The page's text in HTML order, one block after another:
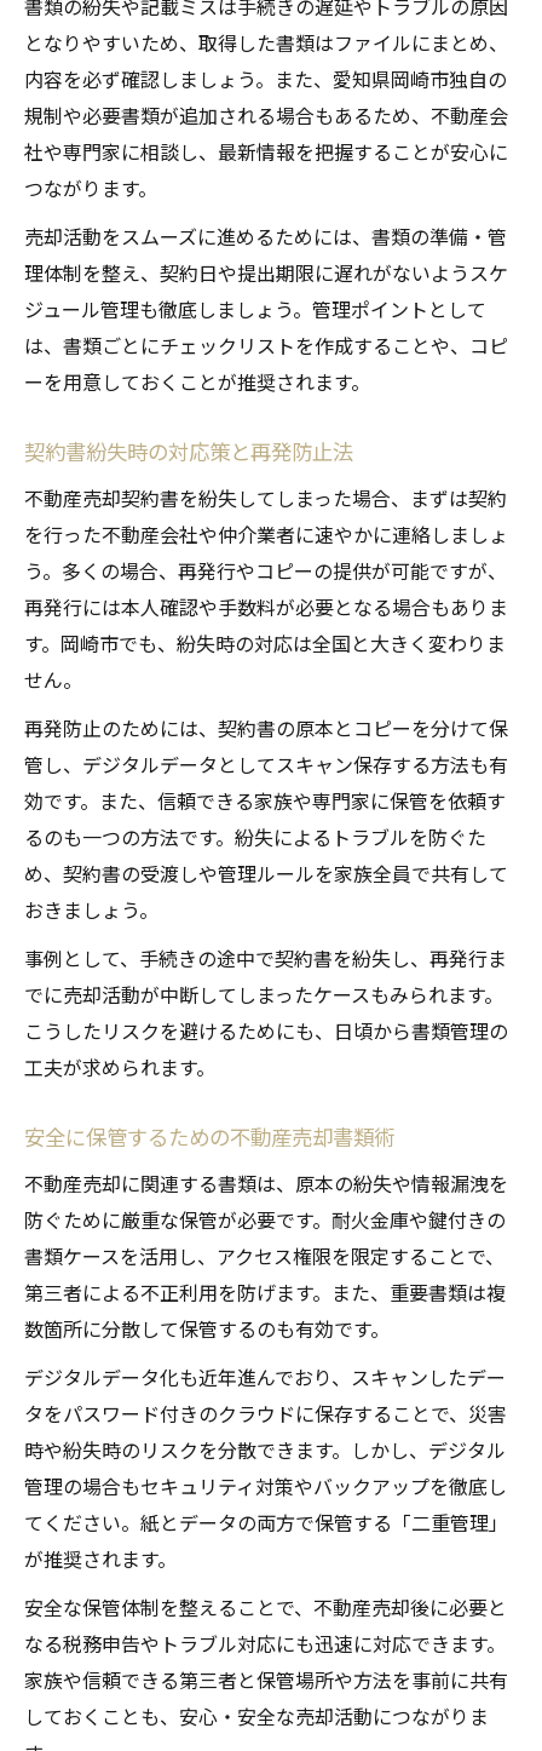
となりやすいため、取得した書類はファイルにまとめ、
内容を必ず確認しましょう。また、愛知県岡崎市独自の
規制や必要書類が追加される場合もあるため、不動産会
社や専門家に相談し、最新情報を把握することが安心に
つながります。
売却活動をスムーズに進めるためには、書類の準備・管
理体制を整え、契約日や提出期限に遅れがないようスケ
ジュール管理も徹底しましょう。管理ポイントとして
は、書類ごとにチェックリストを作成することや、コピ
ーを用意しておくことが推奨されます。
契約書紛失時の対応策と再発防止法
不動産売却契約書を紛失してしまった場合、まずは契約
を行った不動産会社や仲介業者に速やかに連絡しましょ
う。多くの場合、再発行やコピーの提供が可能ですが、
再発行には本人確認や手数料が必要となる場合もありま
す。岡崎市でも、紛失時の対応は全国と大きく変わりま
せん。
再発防止のためには、契約書の原本とコピーを分けて保
管し、デジタルデータとしてスキャン保存する方法も有
効です。また、信頼できる家族や専門家に保管を依頼す
るのも一つの方法です。紛失によるトラブルを防ぐた
め、契約書の受渡しや管理ルールを家族全員で共有して
おきましょう。
事例として、手続きの途中で契約書を紛失し、再発行ま
でに売却活動が中断してしまったケースもみられます。
こうしたリスクを避けるためにも、日頃から書類管理の
工夫が求められます。
安全に保管するための不動産売却書類術
不動産売却に関連する書類は、原本の紛失や情報漏洩を
防ぐために厳重な保管が必要です。耐火金庫や鍵付きの
書類ケースを活用し、アクセス権限を限定することで、
第三者による不正利用を防げます。また、重要書類は複
数箇所に分散して保管するのも有効です。
デジタルデータ化も近年進んでおり、スキャンしたデー
タをパスワード付きのクラウドに保存することで、災害
時や紛失時のリスクを分散できます。しかし、デジタル
管理の場合もセキュリティ対策やバックアップを徹底し
てください。紙とデータの両方で保管する「二重管理」
が推奨されます。
安全な保管体制を整えることで、不動産売却後に必要と
なる税務申告やトラブル対応にも迅速に対応できます。
家族や信頼できる第三者と保管場所や方法を事前に共有
しておくことも、安心・安全な売却活動につながりま